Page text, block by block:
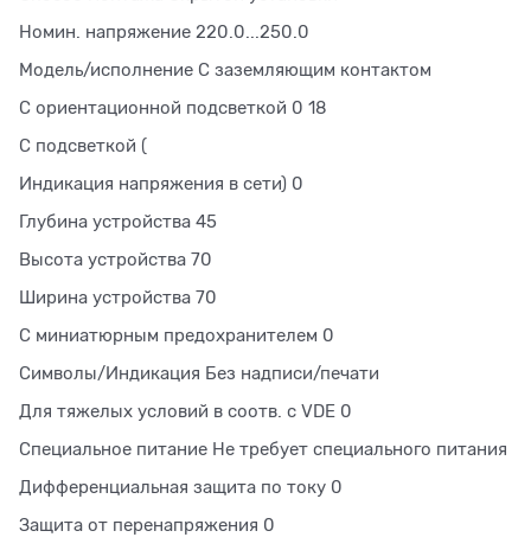
Номин. напряжение 220.0...250.0
Модель/исполнение С заземляющим контактом
С ориентационной подсветкой 0 18
С подсветкой (
Индикация напряжения в сети) 0
Глубина устройства 45
Высота устройства 70
Ширина устройства 70
С миниатюрным предохранителем 0
Символы/Индикация Без надписи/печати
Для тяжелых условий в соотв. с VDE 0
Специальное питание Не требует специального питания
Дифференциальная защита по току 0
Защита от перенапряжения 0